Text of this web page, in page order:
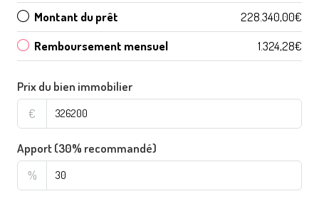
Montant du prêt
228.340,00€
Remboursement mensuel
1.324,28€
Prix du bien immobilier
€
Apport (30% recommandé)
%